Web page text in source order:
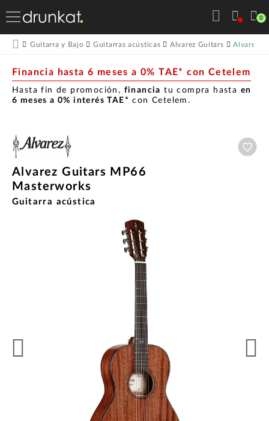
0
Guitarra y Bajo Guitarras acústicas Alvarez Guitars Alvarez
Financia hasta 6 meses a 0% TAE* con Cetelem
Hasta fin de promoción, financia tu compra hasta en
6 meses a 0% interés TAE* con Cetelem.
Alvarez Guitars MP66
Masterworks
Guitarra acústica